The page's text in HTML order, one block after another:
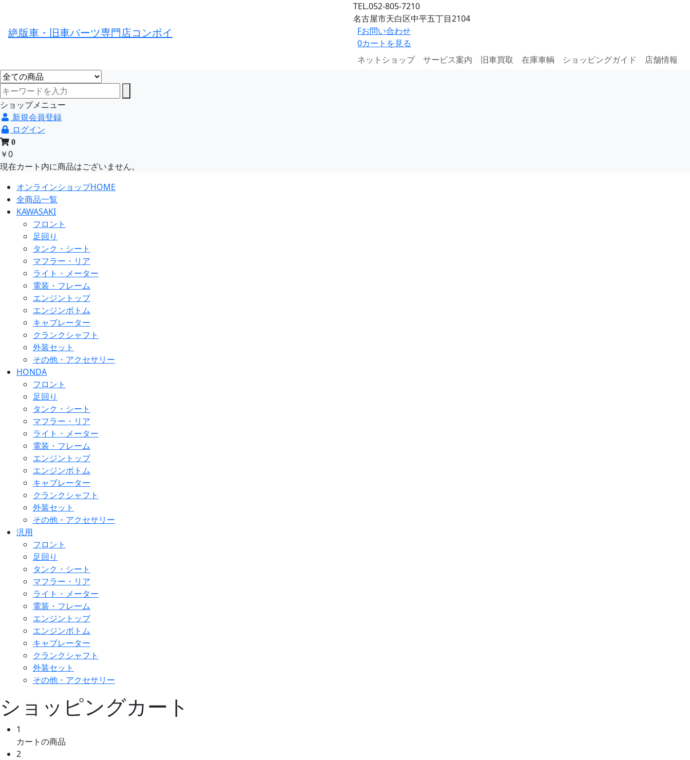
絶版車・旧車パーツ専門店コンボイ
TEL.052-805-7210
名古屋市天白区中平五丁目2104
Fお問い合わせ
0カートを見る
ネットショップ
サービス案内 旧車買取 在庫車輌 ショッピングガイド 店舗情報
ショップメニュー
新規会員登録
ログイン
0
￥0
現在カート内に商品はございません。
オンラインショップHOME
全商品一覧
KAWASAKI
フロント
足回り
タンク・シート
マフラー・リア
ライト・メーター
電装・フレーム
エンジントップ
エンジンボトム
キャブレーター
クランクシャフト
外装セット
その他・アクセサリー
HONDA
フロント
足回り
タンク・シート
マフラー・リア
ライト・メーター
電装・フレーム
エンジントップ
エンジンボトム
キャブレーター
クランクシャフト
外装セット
その他・アクセサリー
汎用
フロント
足回り
タンク・シート
マフラー・リア
ライト・メーター
電装・フレーム
エンジントップ
エンジンボトム
キャブレーター
クランクシャフト
外装セット
その他・アクセサリー
ショッピングカート
1
カートの商品
2